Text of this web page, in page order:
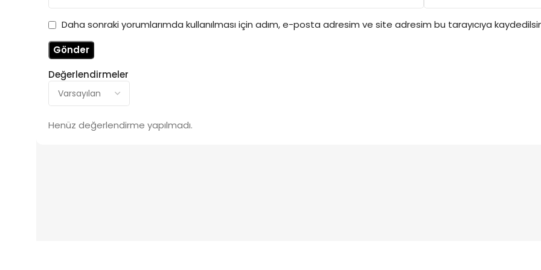
Değerlendirmeler
Henüz değerlendirme yapılmadı.
Daha sonraki yorumlarımda kullanılması için adım, e-posta adresim ve site adresim bu tarayıcıya